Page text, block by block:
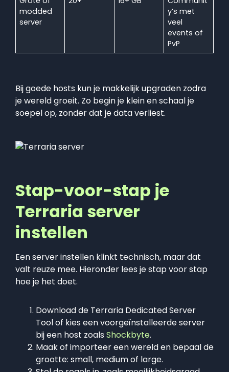
modded
server
y’s met
veel
events of
PvP
Bij goede hosts kun je makkelijk upgraden zodra
je wereld groeit. Zo begin je klein en schaal je
soepel op, zonder dat je data verliest.
Stap-voor-stap je
Terraria server
instellen
Een server instellen klinkt technisch, maar dat
valt reuze mee. Hieronder lees je stap voor stap
hoe je het doet.
Download de Terraria Dedicated Server
Tool of kies een voorgeïnstalleerde server
bij een host zoals Shockbyte.
Maak of importeer een wereld en bepaal de
grootte: small, medium of large.